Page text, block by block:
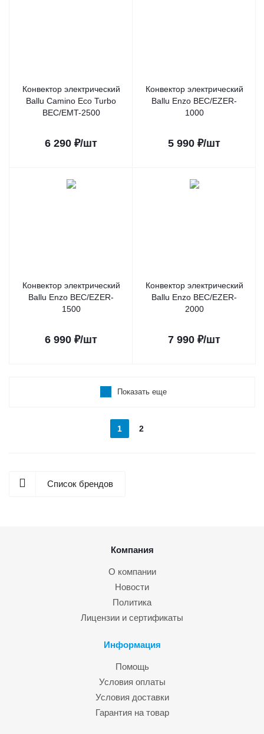
Конвектор электрический
Ballu Camino Eco Turbo
BEC/EMT-2500
6 290 ₽/шт
Конвектор электрический
Ballu Enzo BEC/EZER-
1000
5 990 ₽/шт
Конвектор электрический
Ballu Enzo BEC/EZER-
1500
6 990 ₽/шт
Конвектор электрический
Ballu Enzo BEC/EZER-
2000
7 990 ₽/шт
Показать еще
1 2
Список брендов
Компания
О компании
Новости
Политика
Лицензии и сертификаты
Информация
Помощь
Условия оплаты
Условия доставки
Гарантия на товар